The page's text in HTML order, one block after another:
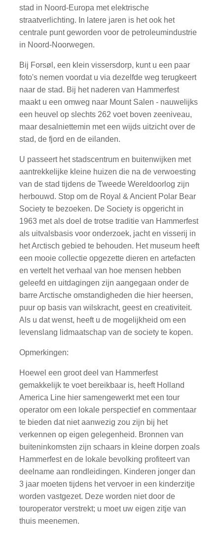
stad in Noord-Europa met elektrische
straatverlichting. In latere jaren is het ook het
centrale punt geworden voor de petroleumindustrie
in Noord-Noorwegen.
Bij Forsøl, een klein vissersdorp, kunt u een paar
foto's nemen voordat u via dezelfde weg terugkeert
naar de stad. Bij het naderen van Hammerfest
maakt u een omweg naar Mount Salen - nauwelijks
een heuvel op slechts 262 voet boven zeeniveau,
maar desalniettemin met een wijds uitzicht over de
stad, de fjord en de eilanden.
U passeert het stadscentrum en buitenwijken met
aantrekkelijke kleine huizen die na de verwoesting
van de stad tijdens de Tweede Wereldoorlog zijn
herbouwd. Stop om de Royal & Ancient Polar Bear
Society te bezoeken. De Society is opgericht in
1963 met als doel de trotse traditie van Hammerfest
als uitvalsbasis voor onderzoek, jacht en visserij in
het Arctisch gebied te behouden. Het museum heeft
een mooie collectie opgezette dieren en artefacten
en vertelt het verhaal van hoe mensen hebben
geleefd en uitdagingen zijn aangegaan onder de
barre Arctische omstandigheden die hier heersen,
puur op basis van wilskracht, geest en creativiteit.
Als u dat wenst, heeft u de mogelijkheid om een
levenslang lidmaatschap van de society te kopen.
Opmerkingen:
Hoewel een groot deel van Hammerfest
gemakkelijk te voet bereikbaar is, heeft Holland
America Line hier samengewerkt met een tour
operator om een lokale perspectief en commentaar
te bieden dat niet aanwezig zou zijn bij het
verkennen op eigen gelegenheid. Bronnen van
buiteninkomsten zijn schaars in kleine dorpen zoals
Hammerfest en de lokale bevolking profiteert van
deelname aan rondleidingen. Kinderen jonger dan
3 jaar moeten tijdens het vervoer in een kinderzitje
worden vastgezet. Deze worden niet door de
touroperator verstrekt; u moet uw eigen zitje van
thuis meenemen.